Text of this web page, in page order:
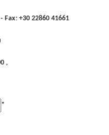
Fax: +30 22860 41661
,
*